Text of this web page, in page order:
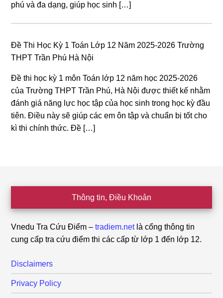
phú và đa dạng, giúp học sinh […]
Đề Thi Học Kỳ 1 Toán Lớp 12 Năm 2025-2026 Trường
THPT Trần Phú Hà Nội
Đề thi học kỳ 1 môn Toán lớp 12 năm học 2025-2026
của Trường THPT Trần Phú, Hà Nội được thiết kế nhằm
đánh giá năng lực học tập của học sinh trong học kỳ đầu
tiên. Điều này sẽ giúp các em ôn tập và chuẩn bị tốt cho
kì thi chính thức. Đề […]
Thông tin, Điều Khoản
Vnedu Tra Cứu Điểm –tradiem.netlà cổng thông tin
cung cấp tra cứu điểm thi các cấp từ lớp 1 đến lớp 12.
Disclaimers
Privacy Policy